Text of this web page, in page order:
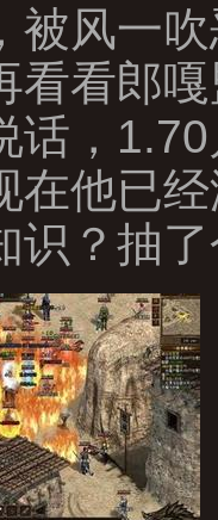
被风一
看看郎
话，
在他已
识？抽